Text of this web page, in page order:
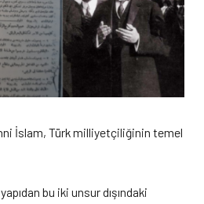
İslam, Türk milliyetçiliğinin temel
bu iki unsur dışındaki